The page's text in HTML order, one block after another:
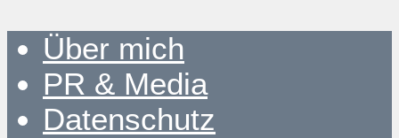
Über mich
PR & Media
Datenschutz